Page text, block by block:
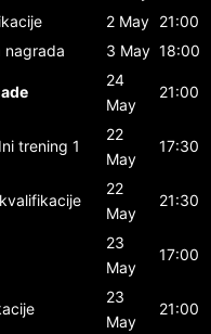
2 May 21:00
nagrada 3 May 18:00
24
May
21:00
trening 1
22
May
17:30
22
May
21:30
23
May
17:00
23
May
21:00